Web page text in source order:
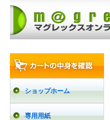
ショップホーム
専用用紙